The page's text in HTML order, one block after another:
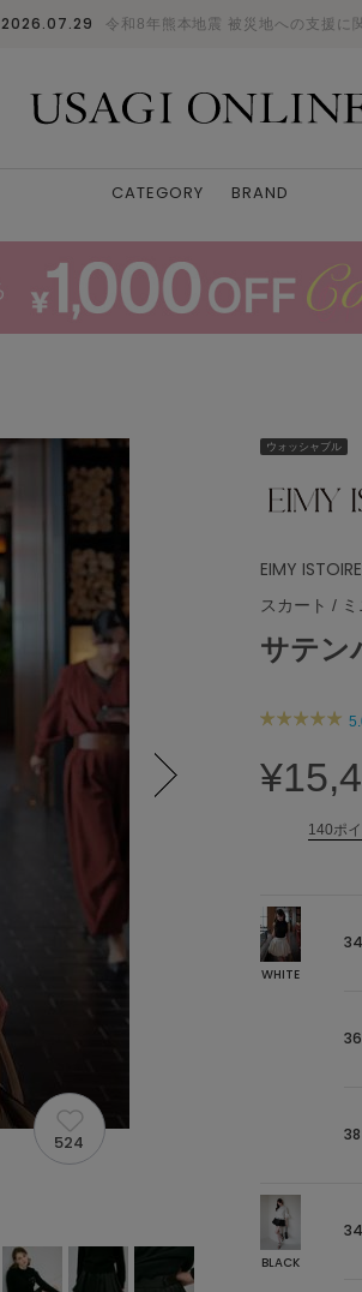
2026.07.29 令和8年熊本地震 被災地への支援に
CATEGORY BRAND
ウォッシャブル
EIMY ISTOIRE
スカート /
サテン
140ポ
WHITE
34
36
38
BLACK
34
36: 〇 38: 〇
524